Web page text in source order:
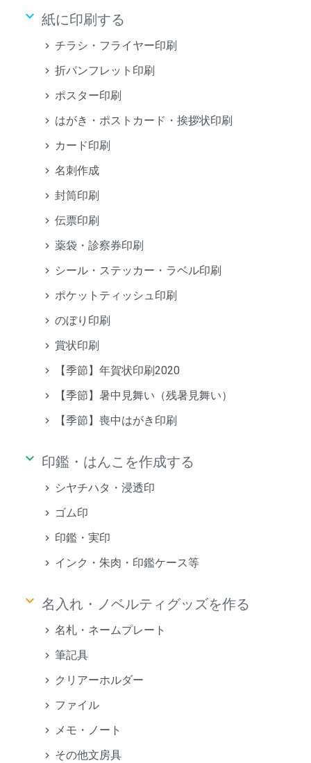
keyboard_arrow_down 紙に印刷する
チラシ・フライヤー印刷
折パンフレット印刷
ポスター印刷
はがき・ポストカード・挨拶状印刷
カード印刷
名刺作成
封筒印刷
伝票印刷
薬袋・診察券印刷
シール・ステッカー・ラベル印刷
ポケットティッシュ印刷
のぼり印刷
賞状印刷
【季節】年賀状印刷2020
【季節】暑中見舞い（残暑見舞い）
【季節】喪中はがき印刷
keyboard_arrow_down 印鑑・はんこを作成する
シヤチハタ・浸透印
ゴム印
印鑑・実印
インク・朱肉・印鑑ケース等
keyboard_arrow_down 名入れ・ノベルティグッズを作る
名札・ネームプレート
筆記具
クリアーホルダー
ファイル
メモ・ノート
その他文房具